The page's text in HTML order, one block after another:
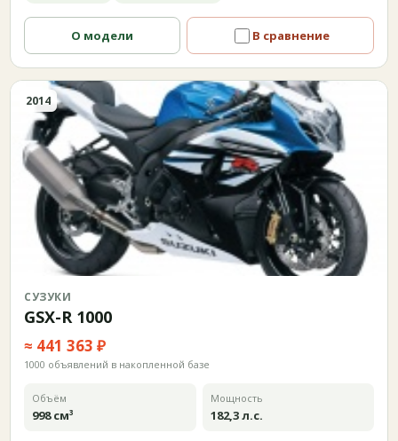
О модели В сравнение
2014
СУЗУКИ
GSX-R 1000
≈ 441 363 ₽
1000 объявлений в накопленной базе
Объём
998 см³
Мощность
182,3 л.с.